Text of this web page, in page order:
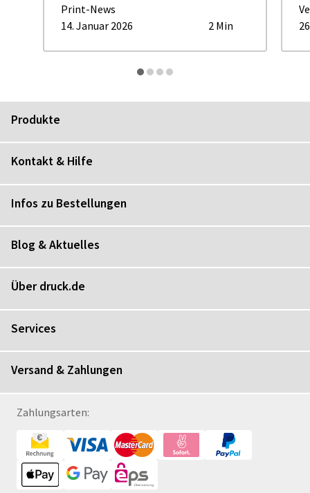
Print-News
14. Januar 2026
2 Min
Produkte
Kontakt & Hilfe
Infos zu Bestellungen
Blog & Aktuelles
Über druck.de
Services
Versand & Zahlungen
Zahlungsarten: